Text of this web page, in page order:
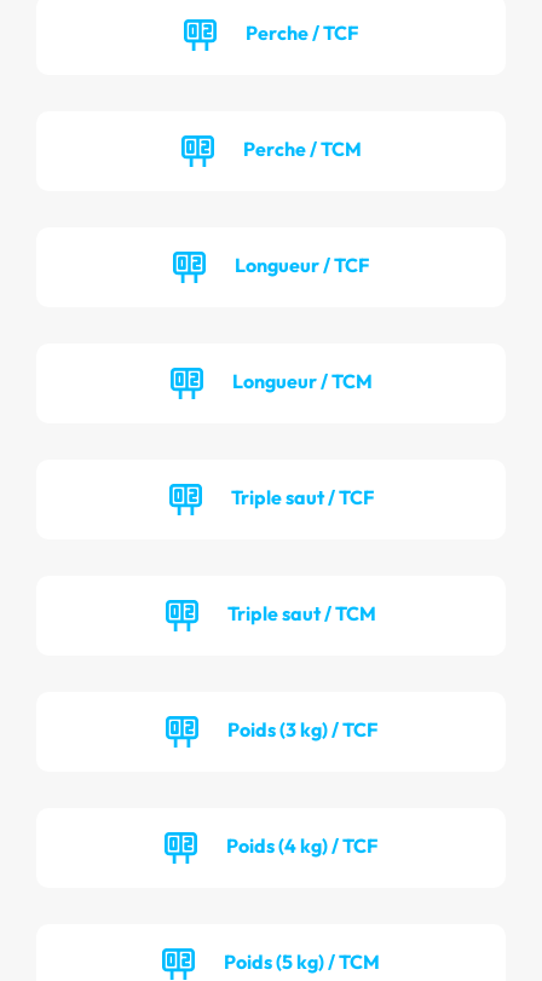
Perche / TCF
Perche / TCM
Longueur / TCF
Longueur / TCM
Triple saut / TCF
Triple saut / TCM
Poids (3 kg) / TCF
Poids (4 kg) / TCF
Poids (5 kg) / TCM